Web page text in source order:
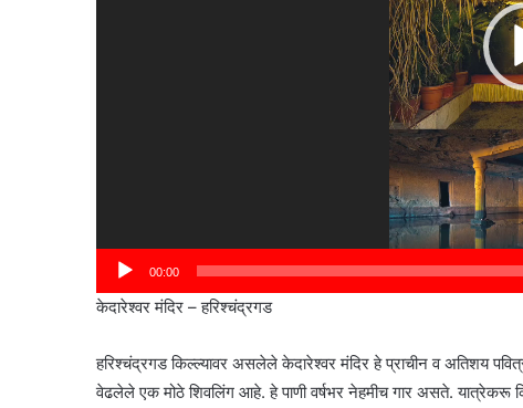
00:00
केदारेश्वर मंदिर – हरिश्चंद्रगड
हरिश्चंद्रगड किल्ल्यावर असलेले केदारेश्वर मंदिर हे प्राचीन व अतिशय
वेढलेले एक मोठे शिवलिंग आहे. हे पाणी वर्षभर नेहमीच गार असते. यात्रेकरू